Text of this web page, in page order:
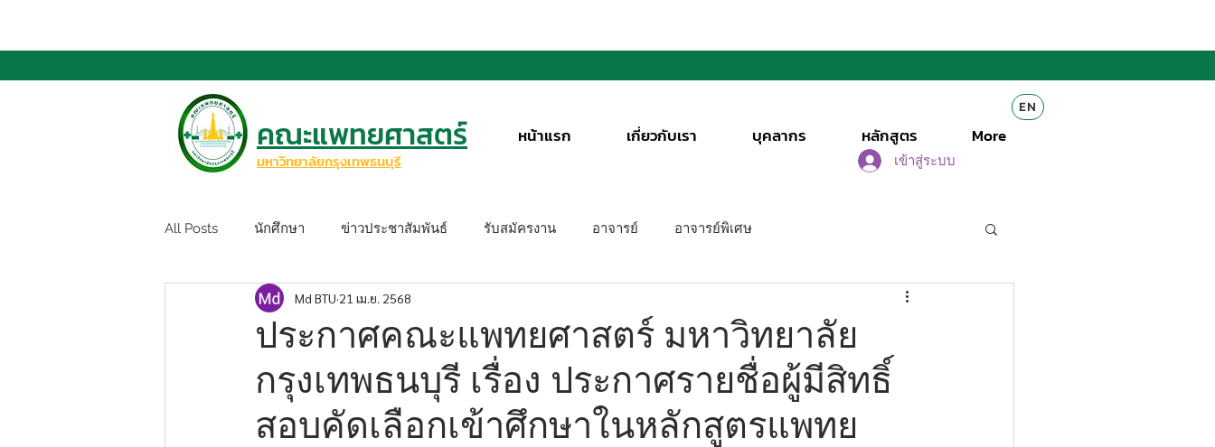
คณะแพทยศาสตร์
มหาวิทยาลัยกรุงเทพธนบุรี
EN
หน้าแรก เกี่ยวกับเรา บุคลากร หลักสูตร More
เข้าสู่ระบบ
All Posts นักศึกษา ข่าวประชาสัมพันธ์ รับสมัครงาน อาจารย์ อาจารย์พิเศษ
ประกาศคณะแพทยศาสตร์ มหาวิทยาลัย
กรุงเทพธนบุรี เรื่อง ประกาศรายชื่อผู้มีสิทธิ์
สอบคัดเลือกเข้าศึกษาในหลักสูตรแพทย
Md BTU 21 เม.ย. 2568